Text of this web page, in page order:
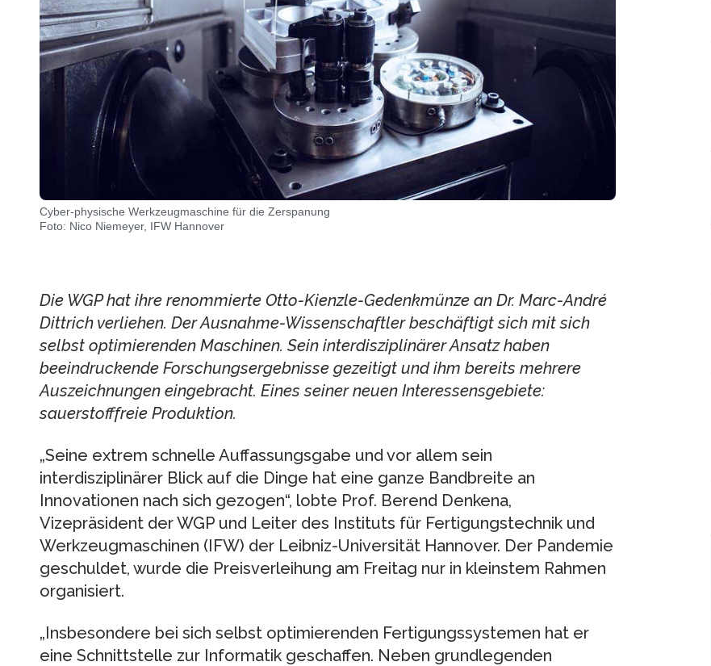
Cyber-physische Werkzeugmaschine für die Zerspanung
Foto: Nico Niemeyer, IFW Hannover
Die WGP hat ihre renommierte Otto-Kienzle-Gedenkmünze an Dr. Marc-André
Dittrich verliehen. Der Ausnahme-Wissenschaftler beschäftigt sich mit sich
selbst optimierenden Maschinen. Sein interdisziplinärer Ansatz haben
beeindruckende Forschungsergebnisse gezeitigt und ihm bereits mehrere
Auszeichnungen eingebracht. Eines seiner neuen Interessensgebiete:
sauerstofffreie Produktion.
„Seine extrem schnelle Auffassungsgabe und vor allem sein
interdisziplinärer Blick auf die Dinge hat eine ganze Bandbreite an
Innovationen nach sich gezogen“, lobte Prof. Berend Denkena,
Vizepräsident der WGP und Leiter des Instituts für Fertigungstechnik und
Werkzeugmaschinen (IFW) der Leibniz-Universität Hannover. Der Pandemie
geschuldet, wurde die Preisverleihung am Freitag nur in kleinstem Rahmen
organisiert.
„Insbesondere bei sich selbst optimierenden Fertigungssystemen hat er
eine Schnittstelle zur Informatik geschaffen. Neben grundlegenden